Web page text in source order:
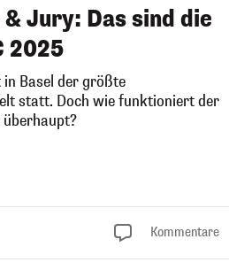
Jury: Das sind die
2025
in Basel der größte
statt. Doch wie funktioniert der
Kommentare